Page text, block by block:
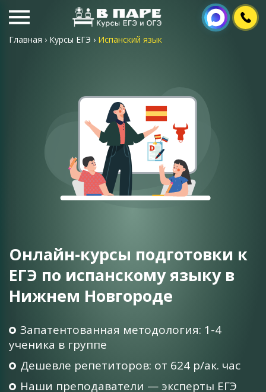
Главная › Курсы ЕГЭ › Испанский язык
Онлайн-курсы подготовки к
ЕГЭ по испанскому языку в
Нижнем Новгороде
Запатентованная методология: 1-4
ученика в группе
Дешевле репетиторов: от 624 р/ак. час
Наши преподаватели — эксперты ЕГЭ